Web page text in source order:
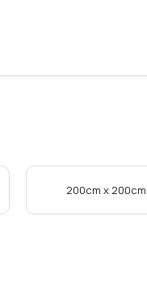
200cm x 200cm